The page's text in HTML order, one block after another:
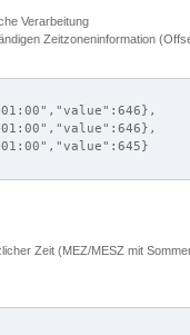
Verarbeitung
Zeitzoneninformation
Zeit (MEZ/MESZ mit